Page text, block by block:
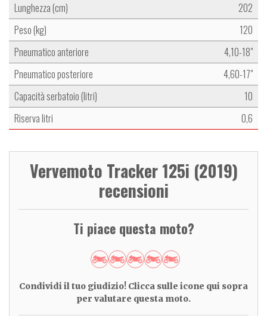
Lunghezza (cm)
202
Peso (kg)
120
Pneumatico anteriore
4,10-18"
Pneumatico posteriore
4,60-17"
Capacità serbatoio (litri)
10
Riserva litri
0,6
Vervemoto Tracker 125i (2019)
recensioni
Ti piace questa moto?
Condividi il tuo giudizio! Clicca sulle icone qui sopra
per valutare questa moto.